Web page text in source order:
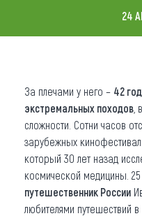
О регионе
Коллекция
Другие рубрики
24
За плечами у него – 42
экстремальных походов
сложности. Сотни часов
зарубежных
который 30 лет назад
космической медицины.
путешественник России
любителями путешествий в